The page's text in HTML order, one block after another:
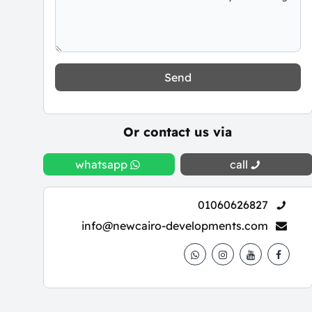
Send
Or contact us via
call
whatsapp
01060626827
info@newcairo-developments.com